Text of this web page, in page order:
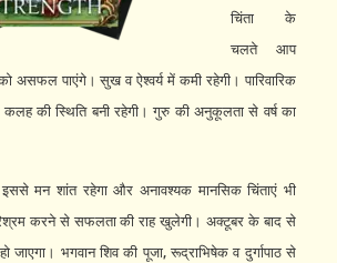
चिंता के
चलते आप
असफल पाएंगे। सुख व ऐश्वर्य में कमी रहेगी। पारिवारिक
की स्थिति बनी रहेगी। गुरु की अनुकूलता से वर्ष का
मन शांत रहेगा और अनावश्यक मानसिक चिंताएं भी
करने से सफलता की राह खुलेगी। अक्टूबर के बाद से
भगवान शिव की पूजा, रूद्राभिषेक व दुर्गापाठ से